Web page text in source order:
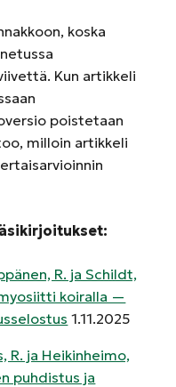
koska
Kun artikkeli
poistetaan
milloin artikkeli
R. ja Schildt,
koiralla —
1.11.2025
R. ja Heikinheimo,
puhdistus ja